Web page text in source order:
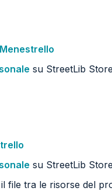
su StreetLib Store
su StreetLib Store
file tra le risorse del